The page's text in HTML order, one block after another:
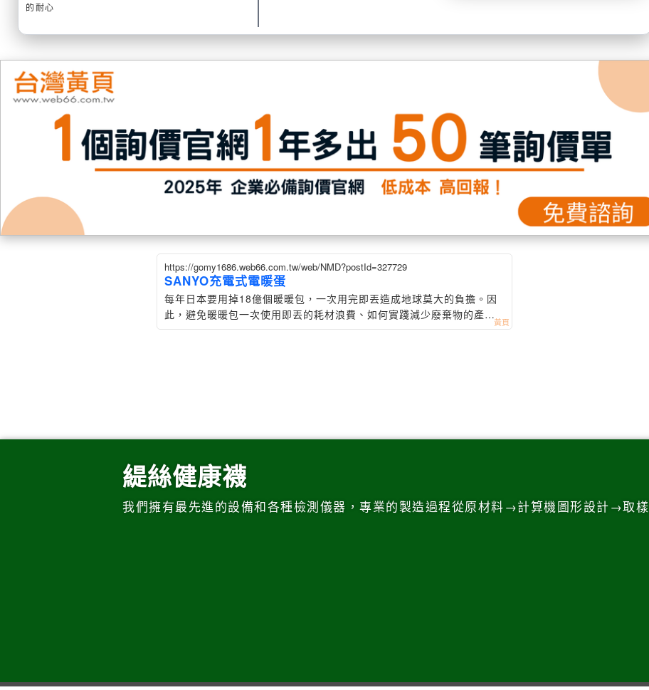
的耐心
https://gomy1686.web66.com.tw/web/NMD?postId=327729
SANYO充電式電暖蛋
每年日本要用掉18億個暖暖包，一次用完即丟造成地球莫大的負擔。因
此，避免暖暖包一次使用即丟的耗材浪費、如何實踐減少廢棄物的產生
與重複使用，成為企業應該思考的問題。台灣三洋正式由日本引進SANY
緹絲健康襪
我們擁有最先進的設備和各種檢測儀器，專業的製造過程從原材料→計算機圖形設計→取樣